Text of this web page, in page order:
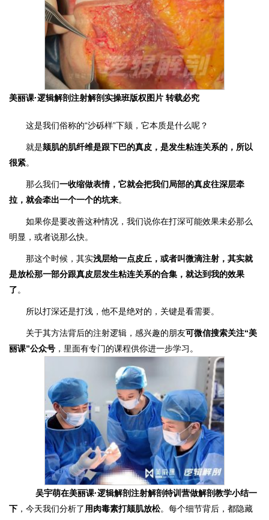
美丽课·逻辑解剖注射解剖实操班版权图片 转载必究
这是我们俗称的“沙砾样”下颏，它本质是什么呢？
就是颏肌的肌纤维是跟下巴的真皮，是发生粘连关系的，所以
很紧。
那么我们一收缩做表情，它就会把我们局部的真皮往深层牵
拉，就会牵出一个一个的坑来。
如果你是要改善这种情况，我们说你在打深可能效果未必那么
明显，或者说那么快。
那这个时候，其实浅层给一点皮丘，或者叫微滴注射，其实就
是放松那一部分跟真皮层发生粘连关系的合集，就达到我的效果
了。
所以打深还是打浅，他不是绝对的，关键是看需要。
关于其方法背后的注射逻辑，感兴趣的朋友可微信搜索关注“美
丽课”公众号 ，里面有专门的课程供你进一步学习。
吴宇萌在美丽课·逻辑解剖注射解剖特训营做解剖教学小结一
下 ，今天我们分析了用肉毒素打颏肌放松。每个细节背后，都隐藏